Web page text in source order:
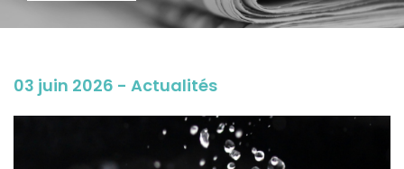
03 juin 2026 - Actualités